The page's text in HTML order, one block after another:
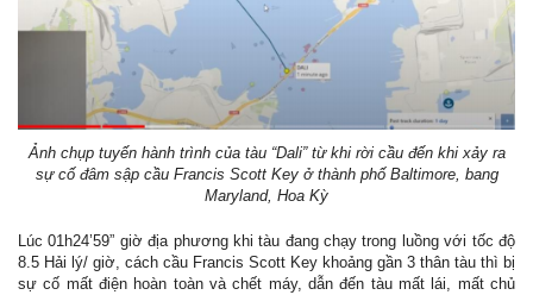
Ảnh chụp tuyến hành trình của tàu “Dali” từ khi rời cầu đến khi xảy ra
sự cố đâm sập cầu Francis Scott Key ở thành phố Baltimore, bang
Maryland, Hoa Kỳ
Lúc 01h24’59” giờ địa phương khi tàu đang chạy trong luồng với tốc độ
8.5 Hải lý/ giờ, cách cầu Francis Scott Key khoảng gần 3 thân tàu thì bị
sự cố mất điện hoàn toàn và chết máy, dẫn đến tàu mất lái, mất chủ